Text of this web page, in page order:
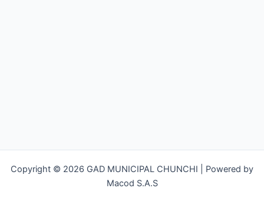
Copyright © 2026 GAD MUNICIPAL CHUNCHI | Powered by
Macod S.A.S